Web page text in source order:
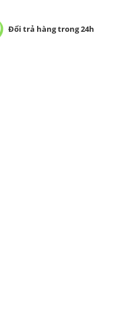
Đổi trả hàng trong 24h